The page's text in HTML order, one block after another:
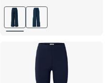
44 46